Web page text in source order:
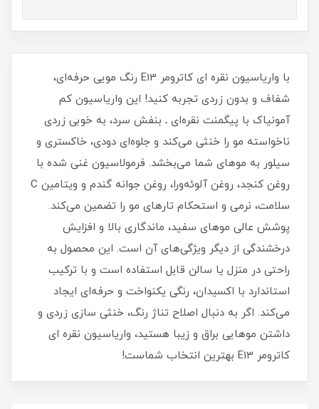
با واریاسیون نقره ای کاترومر E13 رنگ مویی حرفه‌ای،
شفاف و بدون زردی تجربه کنید! این واریاسیون کم‌
آمونیاک با پیگمنت نقره‌ای ـ بنفش سرد، به‌ خوبی زردی
ناخواسته مو را خنثی می‌کند و جلوه‌ای دودی، خاکستری و
سیلور به موهای شما می‌بخشد. فرمولاسیون غنی شده با
روغن کنجد، روغن آلوئه‌ورا، روغن جوانه گندم و ویتامین C
سلامت، نرمی و استحکام تارهای مو را تضمین می‌کند.
پوشش عالی موهای سفید، ماندگاری بالا و افزایش
درخشندگی از دیگر ویژگی‌های آن است. این محصول به
راحتی در منزل یا سالن قابل استفاده است و با ترکیب
استاندارد با اکسیدان، رنگی یکنواخت و حرفه‌ای ایجاد
می‌کند. اگر به دنبال اصلاح تناژ رنگ، خنثی‌ سازی زردی و
داشتن موهایی براق و زیبا هستید، واریاسیون نقره ای
کاترومر E13 بهترین انتخاب شماست!